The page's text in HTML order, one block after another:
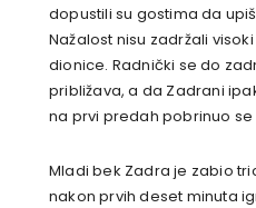
dopustili su gostima da
Nažalost nisu zadržali
dionice. Radnički se do
približava, a da Zadrani
na prvi predah pobrinuo se
Mladi bek Zadra je zabio
nakon prvih deset minuta